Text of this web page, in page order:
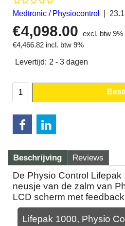
Medtronic / Physiocontrol
€4,098.00
excl. btw 9%
€4,466.82 incl. btw 9%
Levertijd: 2 - 3 dagen
Beschrijving Reviews
De Physio Control Lifepak
neusje van de zalm van
LCD scherm met
Lifepak 1000, Physio